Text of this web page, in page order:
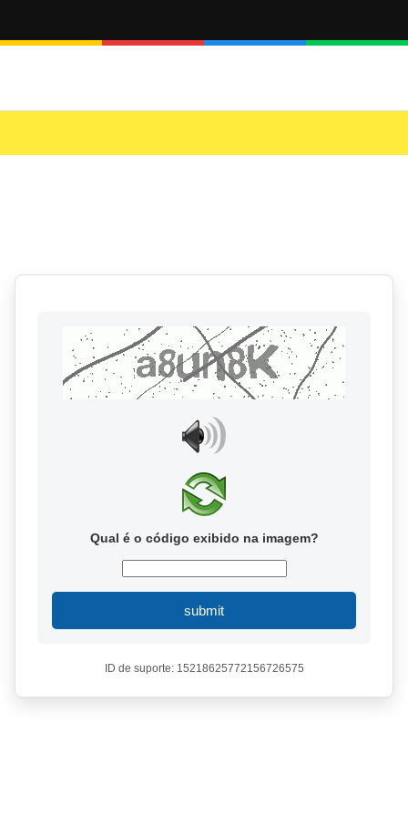
Qual é o código exibido na imagem?
submit
ID de suporte: 15218625772156726575